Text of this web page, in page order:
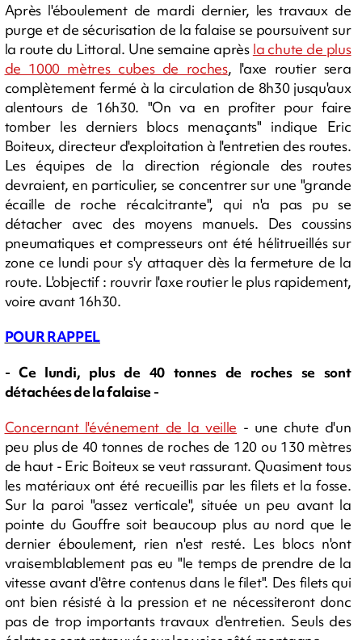
Après l'éboulement de mardi dernier, les travaux de
purge et de sécurisation de la falaise se poursuivent sur
la route du Littoral. Une semaine après la chute de plus
de 1000 mètres cubes de roches, l'axe routier sera
complètement fermé à la circulation de 8h30 jusqu'aux
alentours de 16h30. "On va en profiter pour faire
tomber les derniers blocs menaçants" indique Eric
Boiteux, directeur d'exploitation à l'entretien des routes.
Les équipes de la direction régionale des routes
devraient, en particulier, se concentrer sur une "grande
écaille de roche récalcitrante", qui n'a pas pu se
détacher avec des moyens manuels. Des coussins
pneumatiques et compresseurs ont été hélitrueillés sur
zone ce lundi pour s'y attaquer dès la fermeture de la
route. L'objectif : rouvrir l'axe routier le plus rapidement,
voire avant 16h30.
POUR RAPPEL
- Ce lundi, plus de 40 tonnes de roches se sont
détachées de la falaise -
Concernant l'événement de la veille - une chute d'un
peu plus de 40 tonnes de roches de 120 ou 130 mètres
de haut - Eric Boiteux se veut rassurant. Quasiment tous
les matériaux ont été recueillis par les filets et la fosse.
Sur la paroi "assez verticale", située un peu avant la
pointe du Gouffre soit beaucoup plus au nord que le
dernier éboulement, rien n'est resté. Les blocs n'ont
vraisemblablement pas eu "le temps de prendre de la
vitesse avant d'être contenus dans le filet". Des filets qui
ont bien résisté à la pression et ne nécessiteront donc
pas de trop importants travaux d'entretien. Seuls des